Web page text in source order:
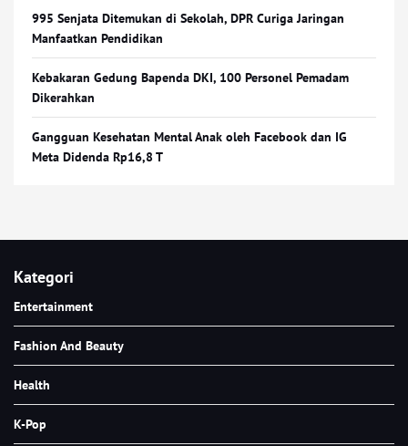
995 Senjata Ditemukan di Sekolah, DPR Curiga Jaringan
Manfaatkan Pendidikan
Kebakaran Gedung Bapenda DKI, 100 Personel Pemadam
Dikerahkan
Gangguan Kesehatan Mental Anak oleh Facebook dan IG
Meta Didenda Rp16,8 T
Kategori
Entertainment
Fashion And Beauty
Health
K-Pop